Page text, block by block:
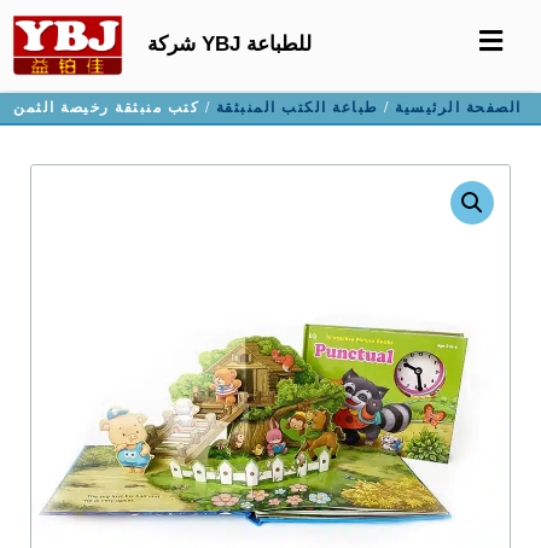
شركة YBJ للطباعة
الصفحة الرئيسية / طباعة الكتب المنبثقة / كتب منبثقة رخيصة الثمن